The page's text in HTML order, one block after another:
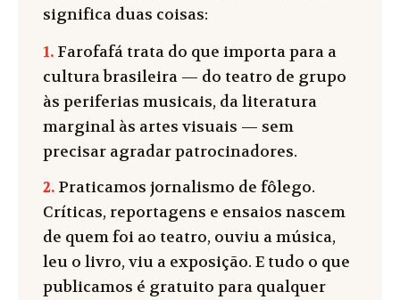
significa duas coisas:
1. Farofafá trata do que importa para a
cultura brasileira — do teatro de grupo
às periferias musicais, da literatura
marginal às artes visuais — sem
precisar agradar patrocinadores.
2. Praticamos jornalismo de fôlego.
Críticas, reportagens e ensaios nascem
de quem foi ao teatro, ouviu a música,
leu o livro, viu a exposição. E tudo o que
publicamos é gratuito para qualquer